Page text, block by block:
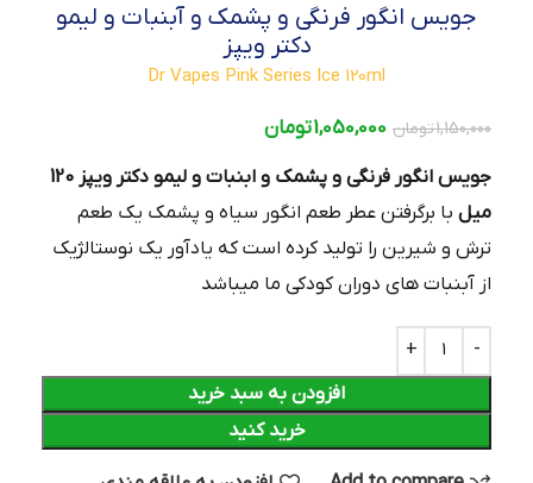
جویس انگور فرنگی و پشمک و آبنبات و لیمو
دکتر ویپز
Dr Vapes Pink Series Ice 120ml
1,150,000تومان 1,050,000تومان
جویس انگور فرنگی و پشمک و ابنبات و لیمو دکتر ویپز 120
میل با برگرفتن عطر طعم انگور سیاه و پشمک یک طعم
ترش و شیرین را تولید کرده است که یادآور یک نوستالژیک
از آبنبات های دوران کودکی ما میباشد
افزودن به سبد خرید
خرید کنید